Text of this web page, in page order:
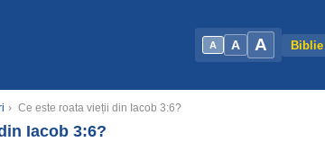
A A A
› Ce este roata vieții din Iacob 3:6?
Iacob 3:6?